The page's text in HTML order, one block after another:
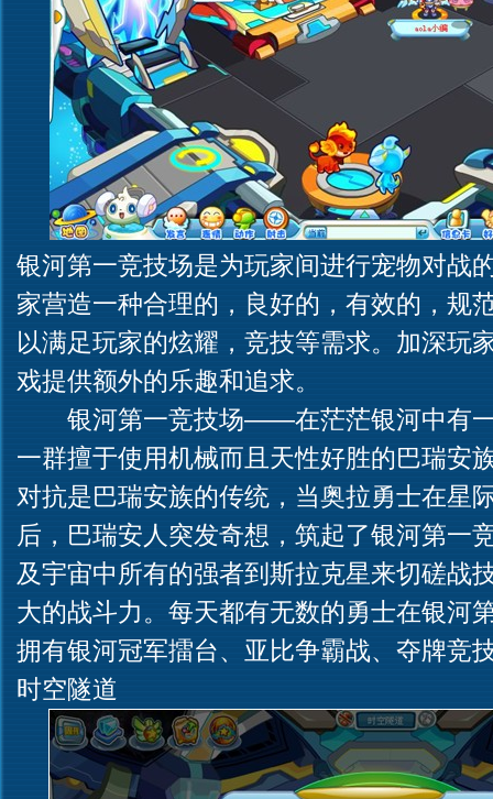
银河第一竞技场是为玩家间进行宠物对战
家营造一种合理的，良好的，有效的，规
以满足玩家的炫耀，竞技等需求。加深玩
戏提供额外的乐趣和追求。
银河第一竞技场——在茫茫银河中有一
一群擅于使用机械而且天性好胜的巴瑞安
对抗是巴瑞安族的传统，当奥拉勇士在星
后，巴瑞安人突发奇想，筑起了银河第一
及宇宙中所有的强者到斯拉克星来切磋战
大的战斗力。每天都有无数的勇士在银河
拥有银河冠军擂台、亚比争霸战、夺牌竞
时空隧道